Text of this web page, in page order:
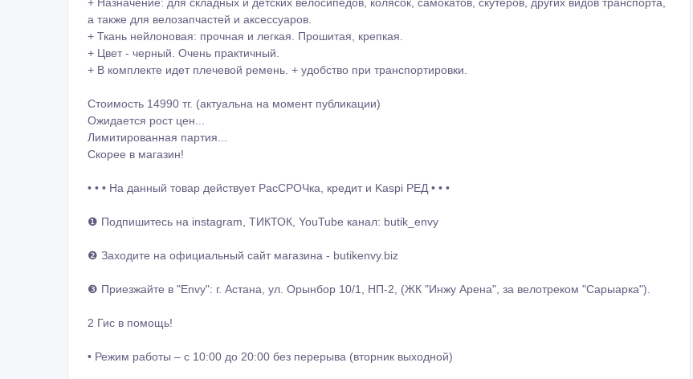
а также для велозапчастей и аксессуаров.
+ Ткань нейлоновая: прочная и легкая. Прошитая, крепкая.
+ Цвет - черный. Очень практичный.
+ В комплекте идет плечевой ремень. + удобство при транспортировки.
Стоимость 14990 тг. (актуальна на момент публикации)
Ожидается рост цен...
Лимитированная партия...
Скорее в магазин!
• • • На данный товар действует РасСРОЧка, кредит и Kaspi РЕД • • •
❶ Подпишитесь на instagram, ТИКТОК, YouTube канал: butik_envy
❷ Заходите на официальный сайт магазина - butikenvy.biz
❸ Приезжайте в "Envy": г. Астана, ул. Орынбор 10/1, НП-2, (ЖК "Инжу Арена", за велотреком "Сарыарка").
2 Гис в помощь!
• Режим работы – с 10:00 до 20:00 без перерыва (вторник выходной)